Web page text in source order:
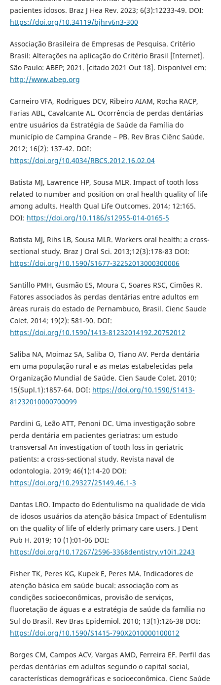
pacientes idosos. Braz J Hea Rev. 2023; 6(3):12233-49. DOI:
https://doi.org/10.34119/bjhrv6n3-300
Associação Brasileira de Empresas de Pesquisa. Critério
Brasil: Alterações na aplicação do Critério Brasil [Internet].
São Paulo: ABEP; 2021. [citado 2021 Out 18]. Disponível em:
http://www.abep.org
Carneiro VFA, Rodrigues DCV, Ribeiro AIAM, Rocha RACP,
Farias ABL, Cavalcante AL. Ocorrência de perdas dentárias
entre usuários da Estratégia de Saúde da Família do
município de Campina Grande – PB. Rev Bras Ciênc Saúde.
2012; 16(2): 137-42. DOI:
https://doi.org/10.4034/RBCS.2012.16.02.04
Batista MJ, Lawrence HP, Sousa MLR. Impact of tooth loss
related to number and position on oral health quality of life
among adults. Health Qual Life Outcomes. 2014; 12:165.
DOI: https://doi.org/10.1186/s12955-014-0165-5
Batista MJ, Rihs LB, Sousa MLR. Workers oral health: a cross-
sectional study. Braz J Oral Sci. 2013;12(3):178-83 DOI:
https://doi.org/10.1590/S1677-32252013000300006
Santillo PMH, Gusmão ES, Moura C, Soares RSC, Cimões R.
Fatores associados às perdas dentárias entre adultos em
áreas rurais do estado de Pernambuco, Brasil. Cienc Saude
Colet. 2014; 19(2): 581-90. DOI:
https://doi.org/10.1590/1413-81232014192.20752012
Saliba NA, Moimaz SA, Saliba O, Tiano AV. Perda dentária
em uma população rural e as metas estabelecidas pela
Organização Mundial de Saúde. Cien Saude Colet. 2010;
15(Supl.1):1857-64. DOI: https://doi.org/10.1590/S1413-
81232010000700099
Pardini G, Leão ATT, Penoni DC. Uma investigação sobre
perda dentária em pacientes geriatras: um estudo
transversal An investigation of tooth loss in geriatric
patients: a cross-sectional study. Revista naval de
odontologia. 2019; 46(1):14-20 DOI:
https://doi.org/10.29327/25149.46.1-3
Dantas LRO. Impacto do Edentulismo na qualidade de vida
de idosos usuários da atenção básica Impact of Edentulism
on the quality of life of elderly primary care users. J Dent
Pub H. 2019; 10 (1):01-06 DOI:
https://doi.org/10.17267/2596-3368dentistry.v10i1.2243
Fisher TK, Peres KG, Kupek E, Peres MA. Indicadores de
atenção básica em saúde bucal: associação com as
condições socioeconômicas, provisão de serviços,
fluoretação de águas e a estratégia de saúde da família no
Sul do Brasil. Rev Bras Epidemiol. 2010; 13(1):126-38 DOI:
https://doi.org/10.1590/S1415-790X2010000100012
Borges CM, Campos ACV, Vargas AMD, Ferreira EF. Perfil das
perdas dentárias em adultos segundo o capital social,
características demográficas e socioeconômica. Cienc Saúde